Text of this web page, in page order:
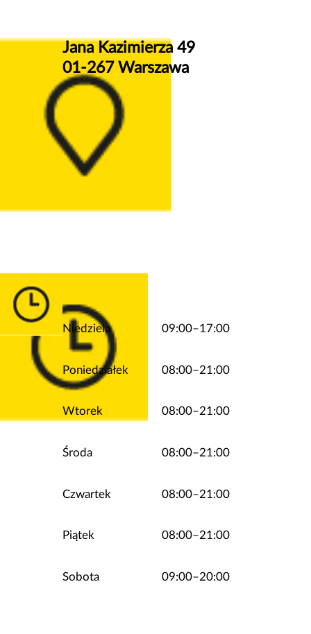
Jana Kazimierza 49
01-267 Warszawa
Niedziela 09:00–17:00
Poniedziałek 08:00–21:00
Wtorek 08:00–21:00
Środa 08:00–21:00
Czwartek 08:00–21:00
Piątek 08:00–21:00
Sobota 09:00–20:00